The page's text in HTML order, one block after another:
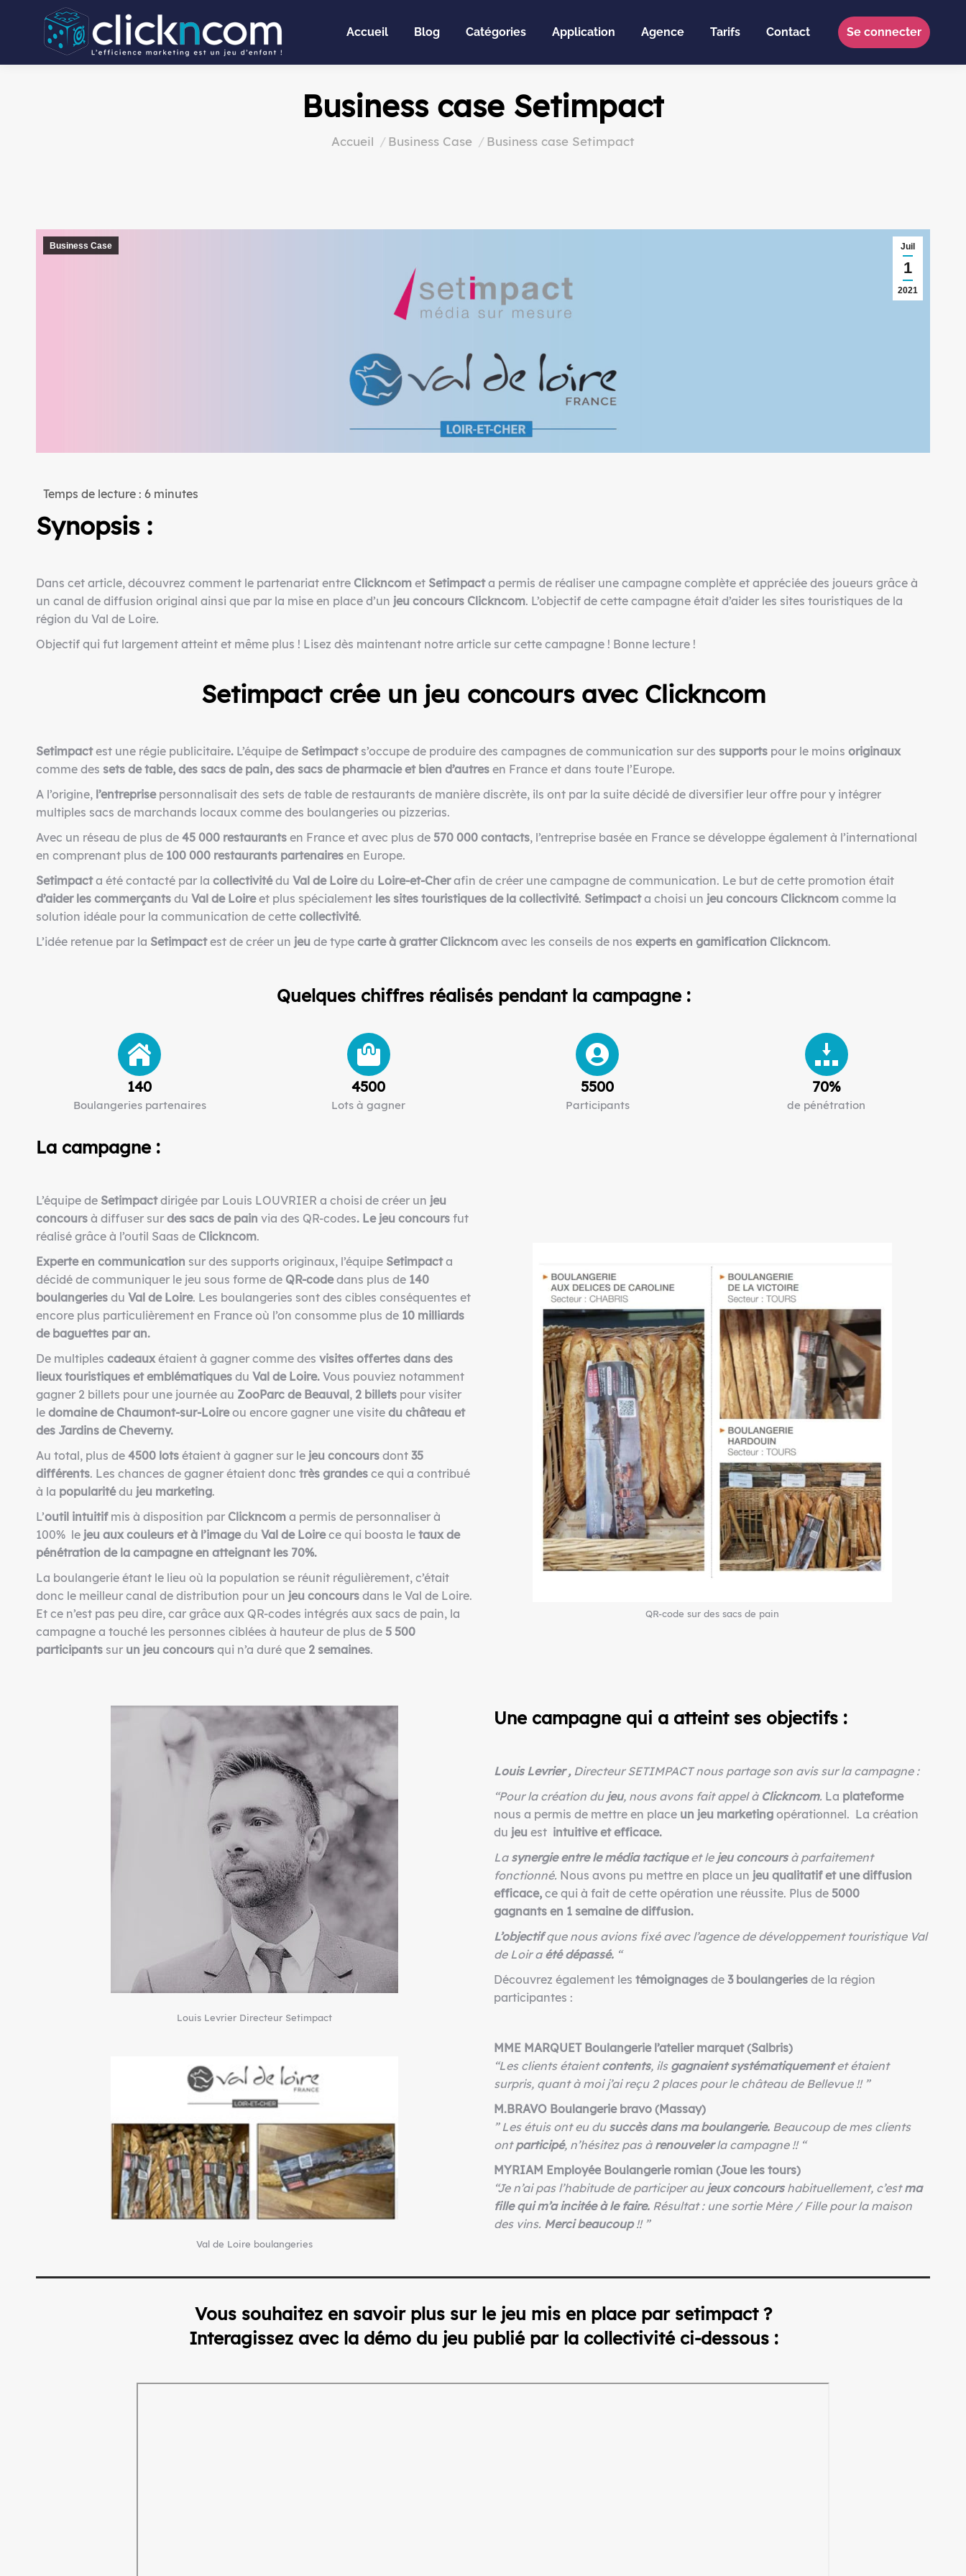
Accueil Blog Catégories Application Agence Tarifs Contact Se connecter
Business case Setimpact
Vous êtes ici :
Accueil Business Case Business case Setimpact
Juil
1
2021
Business Case
Temps de lecture : 6 minutes
Synopsis :
Dans cet article, découvrez comment le partenariat entre Clickncom et Setimpacta permis de réaliser une campagne complète et appréciée des joueurs grâce à
un canal de diffusion original ainsi que par la mise en place d’un jeu concours Clickncom. L’objectif de cette campagne était d’aider les sites touristiques de la
région du Val de Loire.
Objectif qui fut largement atteint et même plus ! Lisez dès maintenant notre article sur cette campagne ! Bonne lecture !
Setimpact crée un jeu concoursavec Clickncom
Setimpactest une régie publicitaire. L’équipe de Setimpacts’occupe de produire des campagnes de communication sur des supports pour le moins originaux
comme des sets de table, des sacs de pain, des sacs de pharmacie et bien d’autres en France et dans toute l’Europe.
A l’origine, l’entreprise personnalisait des sets de table de restaurants de manière discrète, ils ont par la suite décidé de diversifier leur offre pour y intégrer
multiples sacs de marchands locaux comme des boulangeries ou pizzerias.
Avec un réseau de plus de 45 000 restaurants en France et avec plus de 570 000 contacts, l’entreprise basée en France se développe également à l’international
en comprenant plus de 100 000 restaurants partenaires en Europe.
Setimpacta été contacté par la collectivitédu Val de Loiredu Loire-et-Cherafin de créer une campagne de communication. Le but de cette promotion était
d’aider les commerçants du Val de Loireet plus spécialement les sites touristiques de la collectivité. Setimpacta choisi un jeu concours Clickncom comme la
solution idéale pour la communication de cette collectivité.
L’idée retenue par la Setimpactest de créer un jeu de type carte à gratter Clickncom avec les conseils de nos experts en gamification Clickncom.
Quelques chiffres réalisés pendant la campagne :
140
Boulangeries partenaires
4500
Lots à gagner
5500
Participants
70%
de pénétration
La campagne :
L’équipe de Setimpactdirigée par Louis LOUVRIER a choisi de créer un jeu
concours à diffuser sur des sacs de pain via des QR-codes. Le jeu concours fut
réalisé grâce à l’outil Saas de Clickncom.
Experte en communication sur des supports originaux, l’équipe Setimpacta
décidé de communiquer le jeu sous forme de QR-codedans plus de 140
boulangeries du Val de Loire. Les boulangeries sont des cibles conséquentes et
encore plus particulièrement en France où l’on consomme plus de 10 milliards
de baguettes par an.
De multiples cadeauxétaient à gagner comme des visites offertes dans des
lieux touristiques et emblématiques du Val de Loire. Vous pouviez notamment
gagner 2 billets pour une journée au ZooParc de Beauval, 2 billets pour visiter
le domaine de Chaumont-sur-Loireou encore gagner une visite du château et
des Jardins de Cheverny.
Au total, plus de 4500 lots étaient à gagner sur le jeu concours dont 35
différents. Les chances de gagner étaient donc très grandes ce qui a contribué
à la popularitédu jeu marketing.
L’outil intuitifmis à disposition par Clickncom a permis de personnaliser à
100% le jeu aux couleurs et à l’imagedu Val de Loirece qui boosta le taux de
pénétration de la campagne en atteignant les 70%.
La boulangerie étant le lieu où la population se réunit régulièrement, c’était
donc le meilleur canal de distribution pour un jeu concours dans le Val de Loire.
Et ce n’est pas peu dire, car grâce aux QR-codes intégrés aux sacs de pain, la
campagne a touché les personnes ciblées à hauteur de plus de 5 500
participants sur un jeu concours qui n’a duré que 2 semaines.
QR-code sur des sacs de pain
Louis Levrier Directeur Setimpact
Val de Loire boulangeries
Une campagne qui a atteint ses objectifs :
Louis Levrier , Directeur SETIMPACT nous partage son avis sur la campagne :
“Pour la création du jeu, nous avons fait appel à Clickncom. La plateforme
nous a permis de mettre en place un jeu marketing opérationnel. La création
du jeu est intuitive et efficace.
La synergie entre le média tactiqueet le jeu concoursà parfaitement
fonctionné. Nous avons pu mettre en place un jeu qualitatif et une diffusion
efficace, ce qui à fait de cette opération une réussite. Plus de 5000
gagnants en 1 semaine de diffusion.
L’objectifque nous avions fixé avec l’agence de développement touristique Val
de Loir a été dépassé. “
Découvrez également les témoignages de 3 boulangeries de la région
participantes :
MME MARQUET Boulangerie l’atelier marquet (Salbris)
“Les clients étaientcontents, ils gagnaient systématiquementet étaient
surpris, quant à moi j’ai reçu 2 places pour le château de Bellevue !! ”
M.BRAVO Boulangerie bravo (Massay)
” Les étuis ont eu dusuccès dans ma boulangerie. Beaucoup de mes clients
ontparticipé, n’hésitez pas à renouvelerla campagne !! “
MYRIAM Employée Boulangerie romian (Joue les tours)
“Je n’ai pas l’habitude de participer au jeux concourshabituellement, c’estma
fille qui m’a incitée à le faire. Résultat : une sortie Mère / Fille pour la maison
des vins. Merci beaucoup!! ”
Vous souhaitez en savoir plus sur le jeu mis en place par setimpact ?
Interagissez avec la démo du jeu publié par la collectivitéci-dessous: